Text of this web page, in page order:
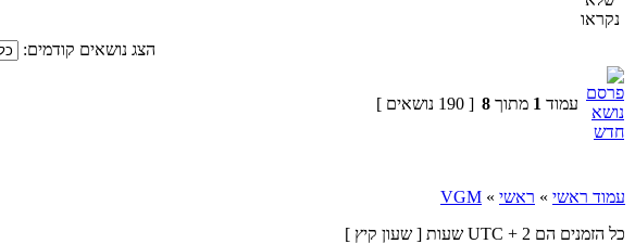
הצג נושאים קודמים:
עמוד 1 מתוך 8 [ 190 נושאים ]
עמוד ראשי » ראשי »
VGM
כל הזמנים הם UTC + 2 שעות [ שעון קיץ ]